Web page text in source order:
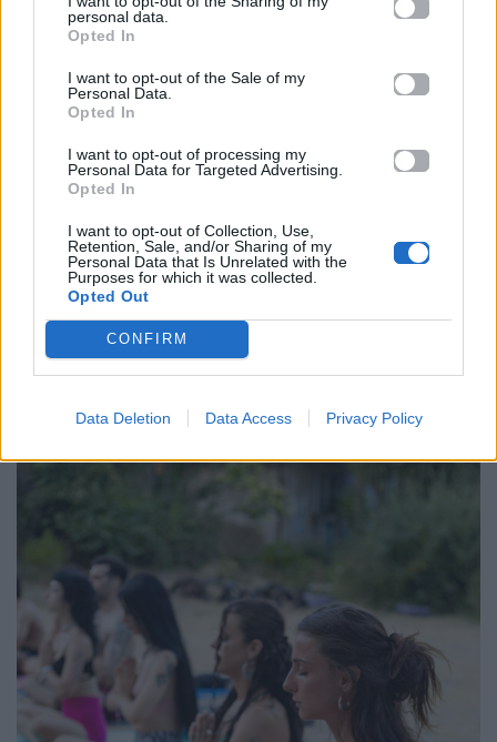
personal data.
Opted In
I want to opt-out of the Sale of my
Personal Data.
Opted In
I want to opt-out of processing my
Personal Data for Targeted Advertising.
Opted In
I want to opt-out of Collection, Use,
Retention, Sale, and/or Sharing of my
Personal Data that Is Unrelated with the
Purposes for which it was collected.
Opted Out
CONFIRM
Data Deletion Data Access Privacy Policy